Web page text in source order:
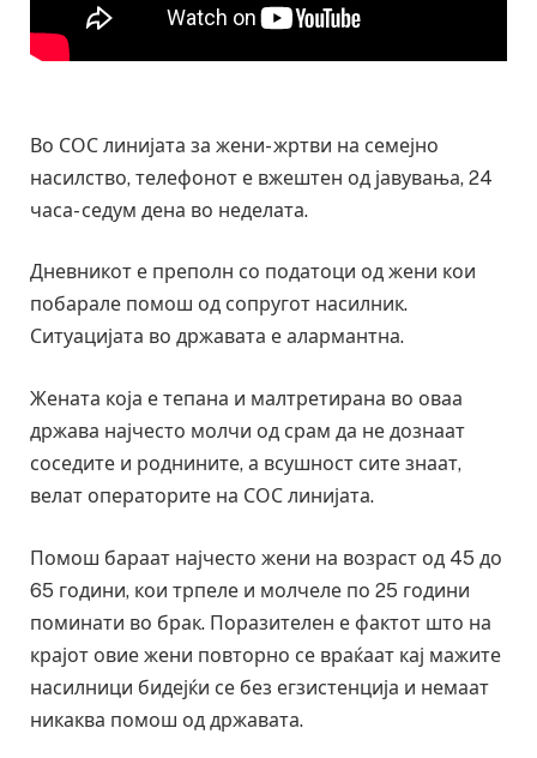
Во СОС линијата за жени- жртви на семејно
насилство, телефонот е вжештен од јавувања, 24
часа- седум дена во неделата.
Дневникот е преполн со податоци од жени кои
побарале помош од сопругот насилник.
Ситуацијата во државата е алармантна.
Жената која е тепана и малтретирана во оваа
држава најчесто молчи од срам да не дознаат
соседите и роднините, а всушност сите знаат,
велат операторите на СОС линијата.
Помош бараат најчесто жени на возраст од 45 до
65 години, кои трпеле и молчеле по 25 години
поминати во брак. Поразителен е фактот што на
крајот овие жени повторно се враќаат кај мажите
насилници бидејќи се без егзистенција и немаат
никаква помош од државата.